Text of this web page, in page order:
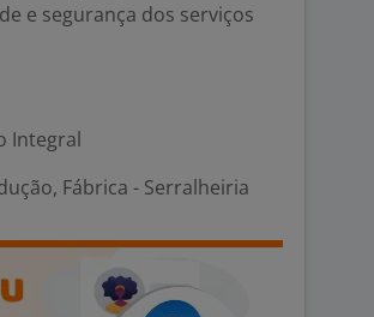
e segurança dos serviços
Integral
Fábrica - Serralheiria